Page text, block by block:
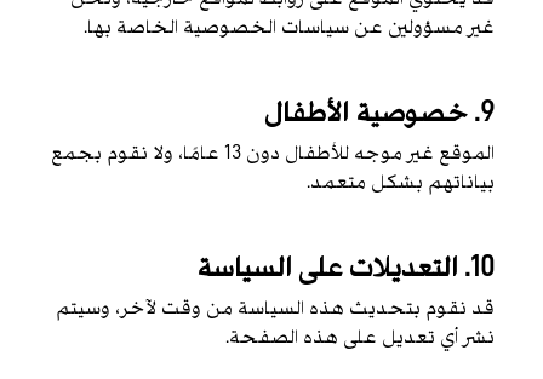
غير مسؤولين عن سياسات الخصوصية الخاصة بها.
9. خصوصية الأطفال
الموقع غير موجه للأطفال دون 13 عامًا، ولا نقوم بجمع
بياناتهم بشكل متعمد.
10. التعديلات على السياسة
قد نقوم بتحديث هذه السياسة من وقت لآخر، وسيتم
نشر أي تعديل على هذه الصفحة.